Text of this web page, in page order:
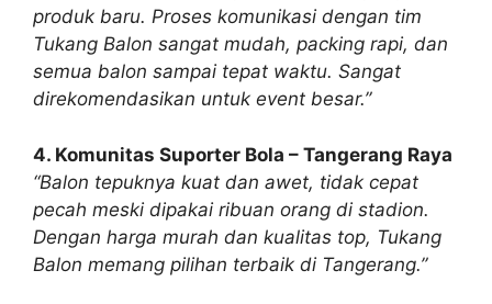
produk baru. Proses komunikasi dengan tim
Tukang Balon sangat mudah, packing rapi, dan
semua balon sampai tepat waktu. Sangat
direkomendasikan untuk event besar.”
4. Komunitas Suporter Bola – Tangerang Raya
“Balon tepuknya kuat dan awet, tidak cepat
pecah meski dipakai ribuan orang di stadion.
Dengan harga murah dan kualitas top, Tukang
Balon memang pilihan terbaik di Tangerang.”